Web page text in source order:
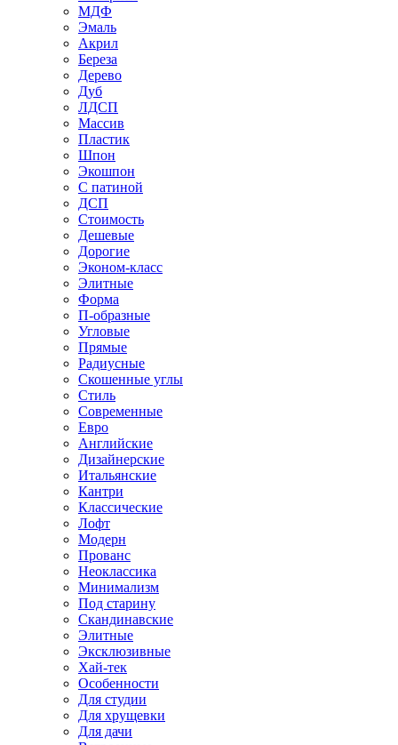
МДФ
Эмаль
Акрил
Береза
Дерево
Дуб
ЛДСП
Массив
Пластик
Шпон
Экошпон
С патиной
ДСП
Стоимость
Дешевые
Дорогие
Эконом-класс
Элитные
Форма
П-образные
Угловые
Прямые
Радиусные
Скошенные углы
Стиль
Современные
Евро
Английские
Дизайнерские
Итальянские
Кантри
Классические
Лофт
Модерн
Прованс
Неоклассика
Минимализм
Под старину
Скандинавские
Элитные
Эксклюзивные
Хай-тек
Особенности
Для студии
Для хрущевки
Для дачи